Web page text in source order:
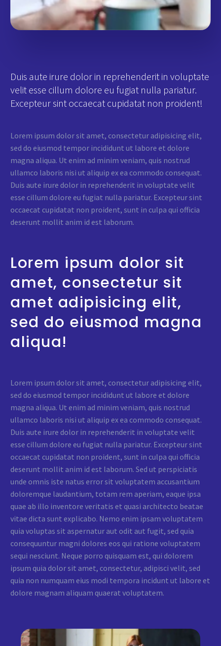
Duis aute irure dolor in reprehenderit in voluptate
velit esse cillum dolore eu fugiat nulla pariatur.
Excepteur sint occaecat cupidatat non proident!
Lorem ipsum dolor sit amet, consectetur adipisicing elit,
sed do eiusmod tempor incididunt ut labore et dolore
magna aliqua. Ut enim ad minim veniam, quis nostrud
ullamco laboris nisi ut aliquip ex ea commodo consequat.
Duis aute irure dolor in reprehenderit in voluptate velit
esse cillum dolore eu fugiat nulla pariatur. Excepteur sint
occaecat cupidatat non proident, sunt in culpa qui officia
deserunt mollit anim id est laborum.
Lorem ipsum dolor sit
amet, consectetur sit
amet adipisicing elit,
sed do eiusmod magna
aliqua!
Lorem ipsum dolor sit amet, consectetur adipisicing elit,
sed do eiusmod tempor incididunt ut labore et dolore
magna aliqua. Ut enim ad minim veniam, quis nostrud
ullamco laboris nisi ut aliquip ex ea commodo consequat.
Duis aute irure dolor in reprehenderit in voluptate velit
esse cillum dolore eu fugiat nulla pariatur. Excepteur sint
occaecat cupidatat non proident, sunt in culpa qui officia
deserunt mollit anim id est laborum. Sed ut perspiciatis
unde omnis iste natus error sit voluptatem accusantium
doloremque laudantium, totam rem aperiam, eaque ipsa
quae ab illo inventore veritatis et quasi architecto beatae
vitae dicta sunt explicabo. Nemo enim ipsam voluptatem
quia voluptas sit aspernatur aut odit aut fugit, sed quia
consequuntur magni dolores eos qui ratione voluptatem
sequi nesciunt. Neque porro quisquam est, qui dolorem
ipsum quia dolor sit amet, consectetur, adipisci velit, sed
quia non numquam eius modi tempora incidunt ut labore et
dolore magnam aliquam quaerat voluptatem.